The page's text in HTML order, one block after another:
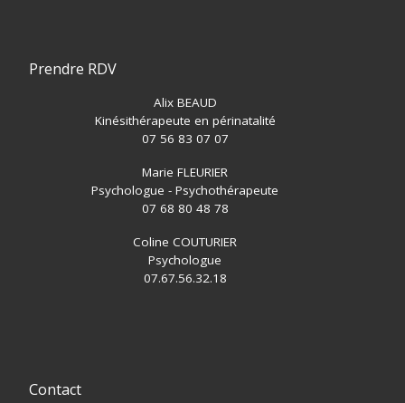
Prendre RDV
Alix BEAUD
Kinésithérapeute en périnatalité
07 56 83 07 07
Marie FLEURIER
Psychologue - Psychothérapeute
07 68 80 48 78
Coline COUTURIER
Psychologue
07.67.56.32.18
Contact